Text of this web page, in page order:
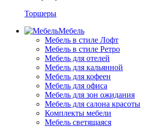
Торшеры
Мебель
Мебель в стиле Лофт
Мебель в стиле Ретро
Мебель для отелей
Мебель для кальянной
Мебель для кофеен
Мебель для офиса
Мебель для зон ожидания
Мебель для салона красоты
Комплекты мебели
Мебель светящаяся